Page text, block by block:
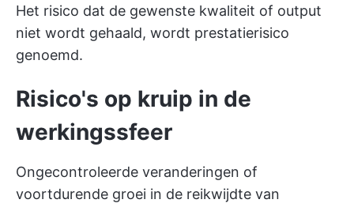
Het risico dat de gewenste kwaliteit of output
niet wordt gehaald, wordt prestatierisico
genoemd.
Risico's op kruip in de
werkingssfeer
Ongecontroleerde veranderingen of
voortdurende groei in de reikwijdte van